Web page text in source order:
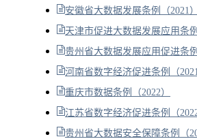
安徽省大数据发展条例（2021）
天津市促进大数据发展应用条例
贵州省大数据发展应用促进条例
河南省数字经济促进条例（2021
重庆市数据条例（2022）
江苏省数字经济促进条例（2022
贵州省大数据安全保障条例（